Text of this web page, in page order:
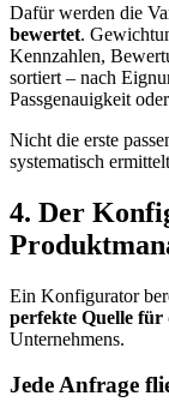
Dafür werden die
bewertet.
Kennzahlen,
sortiert – nach
Passgenauigkeit
Nicht die erste
systematisch
4. Der
Ein Konfigurator
perfekte Quelle für
Unternehmens.
Jede Anfrage